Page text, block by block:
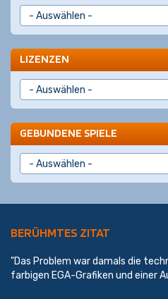
LIZENZEN
GEBUNDENE SPIELE
BERÜHMTES ZITAT
"Das Problem war damals die
farbigen EGA-Grafiken und einer